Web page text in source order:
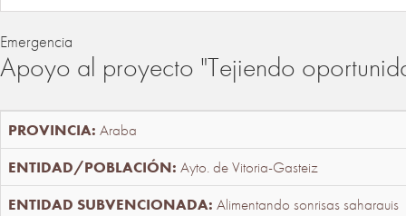
Emergencia
Apoyo al proyecto "Tejiendo
Araba
Ayto. de Vitoria-Gasteiz
Alimentando sonrisas saharauis